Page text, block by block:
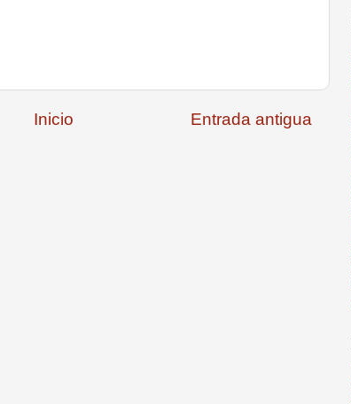
Entrada antigua
Inicio